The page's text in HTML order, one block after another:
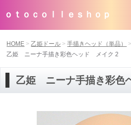
ｏｔｏｃｏｌｌｅｓｈｏｐ
HOME 乙姫ドール
手描きヘッド（単品）
乙姫 ニーナ手描き彩色ヘッド メイク 2
乙姫 ニーナ手描き彩色